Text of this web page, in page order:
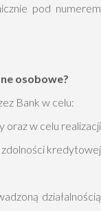
pod numerem
osobowe?
Bank w celu:
oraz w celu realizacji
zdolności kredytowej
działalnością